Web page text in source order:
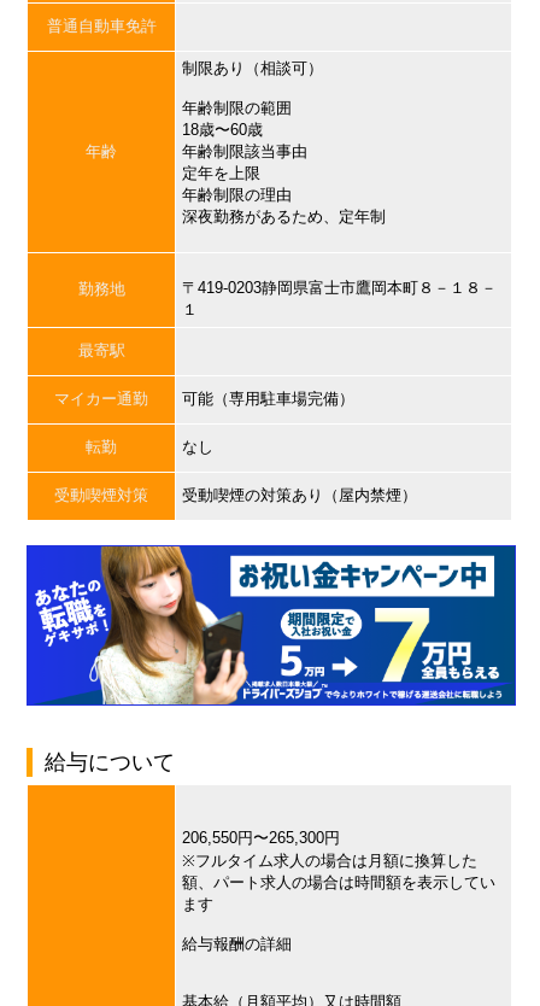
普通自動車免許
年齢
制限あり（相談可）
年齢制限の範囲
18歳〜60歳
年齢制限該当事由
定年を上限
年齢制限の理由
深夜勤務があるため、定年制
勤務地
〒419-0203静岡県富士市鷹岡本町８－１８－
１
最寄駅
マイカー通勤 可能（専用駐車場完備）
転勤 なし
受動喫煙対策 受動喫煙の対策あり（屋内禁煙）
給与について
206,550円〜265,300円
※フルタイム求人の場合は月額に換算した
額、パート求人の場合は時間額を表示してい
ます
給与報酬の詳細
基本給（月額平均）又は時間額